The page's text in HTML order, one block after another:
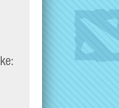
LES
05-05-2020 -